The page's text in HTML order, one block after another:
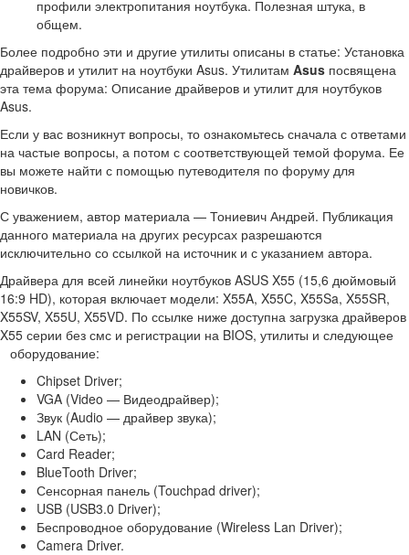
профили электропитания ноутбука. Полезная штука, в
общем.
Более подробно эти и другие утилиты описаны в статье: Установка
драйверов и утилит на ноутбуки Asus. Утилитам Asus посвящена
эта тема форума: Описание драйверов и утилит для ноутбуков
Asus.
Если у вас возникнут вопросы, то ознакомьтесь сначала с ответами
на частые вопросы, а потом с соответствующей темой форума. Ее
вы можете найти с помощью путеводителя по форуму для
новичков.
С уважением, автор материала — Тониевич Андрей. Публикация
данного материала на других ресурсах разрешаются
исключительно со ссылкой на источник и с указанием автора.
Драйвера для всей линейки ноутбуков ASUS X55 (15,6 дюймовый
16:9 HD), которая включает модели: X55A, X55C, X55Sa, X55SR,
X55SV, X55U, X55VD. По ссылке ниже доступна загрузка драйверов
X55 серии без смс и регистрации на BIOS, утилиты и следующее
оборудование:
Chipset Driver;
VGA (Video — Видеодрайвер);
Звук (Audio — драйвер звука);
LAN (Сеть);
Card Reader;
BlueTooth Driver;
Сенсорная панель (Touchpad driver);
USB (USB3.0 Driver);
Беспроводное оборудование (Wireless Lan Driver);
Camera Driver.